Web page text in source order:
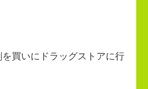
買いにドラッグストアに行